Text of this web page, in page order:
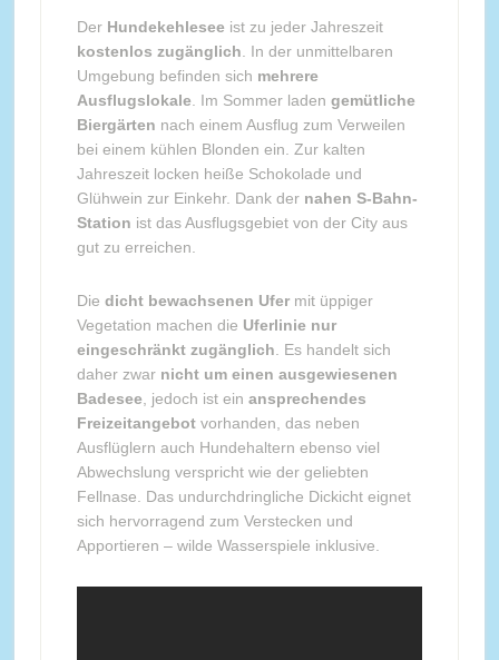
Der Hundekehlesee ist zu jeder Jahreszeit
kostenlos zugänglich . In der unmittelbaren
Umgebung befinden sich mehrere
Ausflugslokale . Im Sommer laden gemütliche
Biergärten nach einem Ausflug zum Verweilen
bei einem kühlen Blonden ein. Zur kalten
Jahreszeit locken heiße Schokolade und
Glühwein zur Einkehr. Dank der nahen S-Bahn-
Station ist das Ausflugsgebiet von der City aus
gut zu erreichen.
Die dicht bewachsenen Ufermit üppiger
Vegetation machen die Uferlinie nur
eingeschränkt zugänglich . Es handelt sich
daher zwar nicht um einen ausgewiesenen
Badesee , jedoch ist ein ansprechendes
Freizeitangebotvorhanden, das neben
Ausflüglern auch Hundehaltern ebenso viel
Abwechslung verspricht wie der geliebten
Fellnase. Das undurchdringliche Dickicht eignet
sich hervorragend zum Verstecken und
Apportieren – wilde Wasserspiele inklusive.